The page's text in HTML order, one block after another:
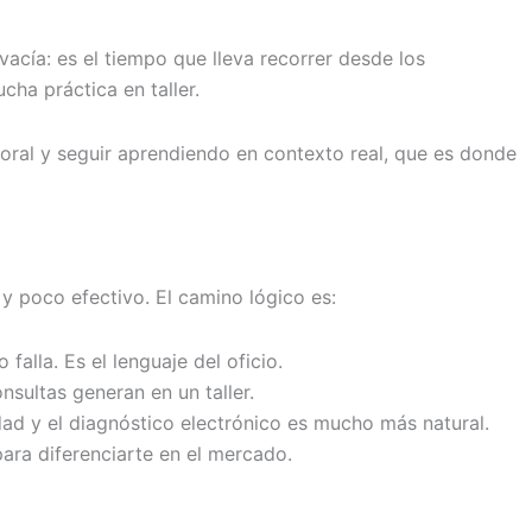
es el tiempo que lleva recorrer desde los
práctica en taller.
y seguir aprendiendo en contexto real, que es donde
poco efectivo. El camino lógico es:
falla. Es el lenguaje del oficio.
generan en un taller.
y el diagnóstico electrónico es mucho más natural.
diferenciarte en el mercado.